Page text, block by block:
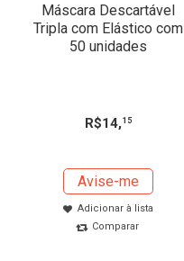
Máscara Descartável
Tripla com Elástico com
50 unidades
R$14, 15
Avise-me
Adicionar à lista
Comparar